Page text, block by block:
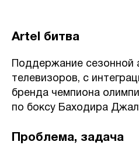
Artel битва
Поддержание сезонной
телевизоров, с
бренда чемпиона
по боксу Баходира
Проблема, задача